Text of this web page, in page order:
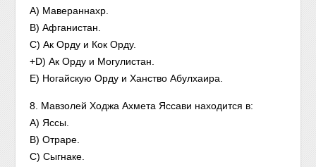
A) Мавераннахр.
B) Афганистан.
C) Ак Орду и Кок Орду.
+D) Ак Орду и Могулистан.
E) Ногайскую Орду и Ханство Абулхаира.
8. Мавзолей Ходжа Ахмета Яссави находится в:
A) Яссы.
B) Отраре.
C) Сыгнаке.